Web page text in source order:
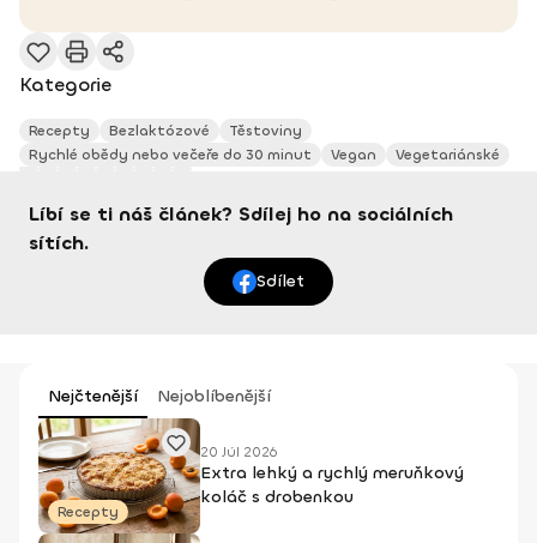
Kategorie
Recepty Bezlaktózové
Těstoviny
Rychlé obědy nebo večeře do 30 minut
Vegan Vegetariánské
Líbí se ti náš článek? Sdílej ho na sociálních
sítích.
Sdílet
Nejčtenější Nejoblíbenější
Recepty
20 Júl 2026
Extra lehký a rychlý meruňkový
koláč s drobenkou